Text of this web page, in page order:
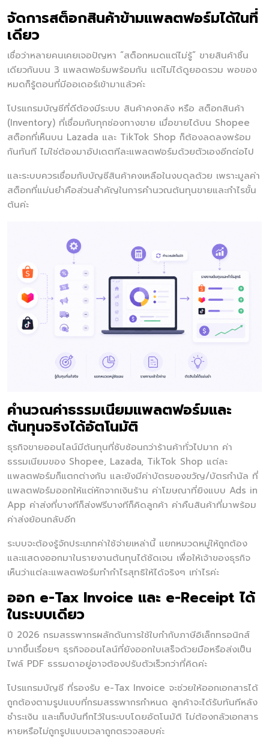
จัดการสต็อกสินค้าข้ามแพลตฟอร์มได้ในที่
เดียว
เชื่อว่าหลายคนเคยเจอปัญหา “สต็อกหมดแต่ไม่รู้” ขายสินค้าชิ้น
เดียวกันบน 3 แพลตฟอร์มพร้อมกัน แต่ไม่ได้ดูยอดรวม พอของ
หมดก็รู้ตอนที่มีออเดอร์เข้ามาแล้วค่ะ
โปรแกรมบัญชีที่ดีต้องมีระบบ สินค้าคงคลัง หรือ สต็อกสินค้า
(Inventory) ที่เชื่อมกับทุกช่องทางขาย เมื่อขายได้บน Shopee
สต็อกที่เห็นบน Lazada และ TikTok Shop ก็ต้องลดลงพร้อม
กันทันที ไม่ใช่ต้องมาอัปเดตทีละแพลตฟอร์มด้วยตัวเองอีกต่อไป
และระบบควรเชื่อมกับบัญชีสินค้าคงเหลือในงบดุลด้วย เพราะมูลค่า
สต็อกที่แม่นยำคือส่วนสำคัญในการคำนวณต้นทุนขายและกำไรขั้น
ต้นค่ะ
คำนวณค่าธรรมเนียมแพลตฟอร์มและ
ต้นทุนจริงได้อัตโนมัติ
ธุรกิจขายออนไลน์มีต้นทุนที่ซับซ้อนกว่าร้านค้าทั่วไปมาก ค่า
ธรรมเนียมของ Shopee, Lazada, TikTok Shop แต่ละ
แพลตฟอร์มก็แตกต่างกัน และยังมีค่าบัตรของขวัญ/บัตรกำนัล ที่
แพลตฟอร์มออกให้แต่หักจากเงินร้าน ค่าโฆษณาที่ยิงแบบ Ads in
App ค่าส่งที่บางทีก็ส่งฟรีบางทีก็คิดลูกค้า ค่าคืนสินค้าที่มาพร้อม
ค่าส่งย้อนกลับอีก
ระบบจะต้องรู้จักประเภทค่าใช้จ่ายเหล่านี้ แยกหมวดหมู่ให้ถูกต้อง
และแสดงออกมาในรายงานต้นทุนได้ชัดเจน เพื่อให้เจ้าของธุรกิจ
เห็นว่าแต่ละแพลตฟอร์มทำกำไรสุทธิให้ได้จริงๆ เท่าไรค่ะ
ออก e-Tax Invoice และ e-Receipt ได้
ในระบบเดียว
ปี 2026 กรมสรรพากรผลักดันการใช้ใบกำกับภาษีอิเล็กทรอนิกส์
มากขึ้นเรื่อยๆ ธุรกิจออนไลน์ที่ยังออกใบเสร็จด้วยมือหรือส่งเป็น
ไฟล์ PDF ธรรมดาอยู่อาจต้องปรับตัวเร็วกว่าที่คิดค่ะ
โปรแกรมบัญชี ที่รองรับ e-Tax Invoice จะช่วยให้ออกเอกสารได้
ถูกต้องตามรูปแบบที่กรมสรรพากรกำหนด ลูกค้าจะได้รับทันทีหลัง
ชำระเงิน และเก็บบันทึกไว้ในระบบโดยอัตโนมัติ ไม่ต้องกลัวเอกสาร
หายหรือไม่ถูกรูปแบบเวลาถูกตรวจสอบค่ะ